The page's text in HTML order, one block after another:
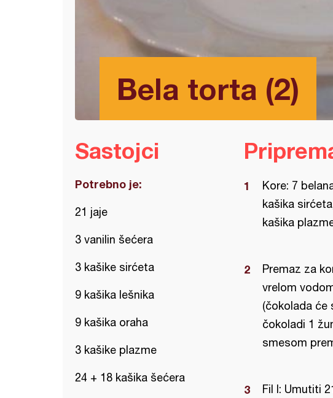
Bela torta (2)
Sastojci
Potrebno je:
21 jaje
3 vanilin šećera
3 kašike sirćeta
9 kašika lešnika
9 kašika oraha
3 kašike plazme
24 + 18 kašika šećera
Kore: 7
kašika
kašika
Premaz za
vrelom
(čokolada će
čokoladi 1
smesom
Fil I: Umutiti